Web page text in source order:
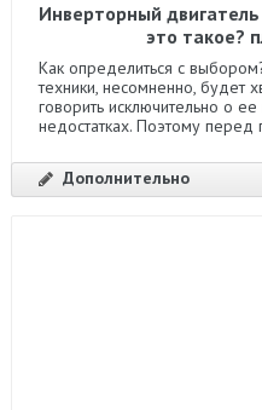
Инверторный
это такое?
Как определиться с
техники, несомненно, будет
говорить исключительно о
недостатках. Поэтому перед
Дополнительно